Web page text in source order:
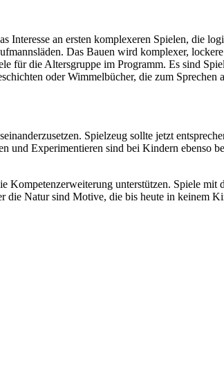
an ersten komplexeren Spielen, die
Das Bauen wird komplexer,
für die Altersgruppe im Programm. Es sind
oder Wimmelbücher, die zum Sprechen
Spielzeug sollte jetzt
und Experimentieren sind bei Kindern ebenso
unterstützen. Spiele mit
die Natur sind Motive, die bis heute in keinem